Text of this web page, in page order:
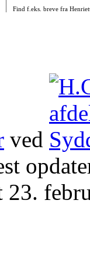
Find f.eks. breve fra
ved
23.